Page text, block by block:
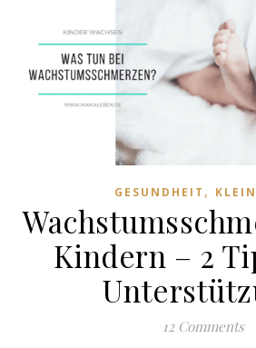
GESUNDHEIT ,
Kindern – 2
12 Comments